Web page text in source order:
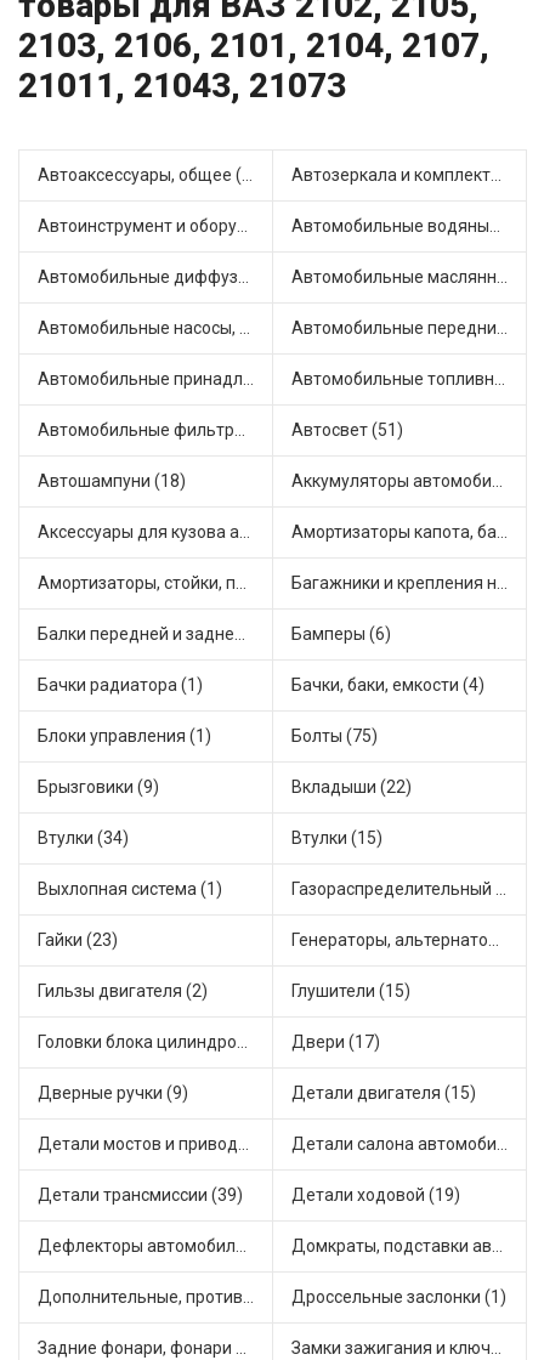
2103, 2106, 2101, 2104, 2107,
21011, 21043, 21073
Автоаксессуары, общее (1) Автозеркала и комплектующие (11)
Автоинструмент и оборудование (7) Автомобильные водяные насосы (14)
Автомобильные диффузоры и вентиляторы (4) Автомобильные маслянные насосы (9)
Автомобильные насосы, компрессоры и манометры (1) Автомобильные передние фары (12)
Автомобильные принадлежности и аксессуары (6) Автомобильные топливные насосы (17)
Автомобильные фильтры (1) Автосвет (51)
Автошампуни (18) Аккумуляторы автомобильные (2)
Аксессуары для кузова автомобиля (1) Амортизаторы капота, багажника (6)
Амортизаторы, стойки, подушки стоек (36) Багажники и крепления на крышу (1)
Балки передней и задней подвески (4) Бамперы (6)
Бачки радиатора (1) Бачки, баки, емкости (4)
Блоки управления (1) Болты (75)
Брызговики (9) Вкладыши (22)
Втулки (34) Втулки (15)
Выхлопная система (1) Газораспределительный механизм (2)
Гайки (23) Генераторы, альтернаторы и комплектующие (48)
Гильзы двигателя (2) Глушители (15)
Головки блока цилиндров (2) Двери (17)
Дверные ручки (9) Детали двигателя (15)
Детали мостов и привода трансмиссии (58) Детали салона автомобиля (47)
Детали трансмиссии (39) Детали ходовой (19)
Дефлекторы автомобильные (4) Домкраты, подставки автомобильные (1)
Дополнительные, противотуманные фары (2) Дроссельные заслонки (1)
Задние фонари, фонари видимости (5) Замки зажигания и ключи (11)